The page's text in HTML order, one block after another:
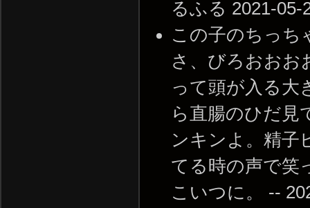
るふる 2021-05-
この子のちっち
さ、びろおおお
って頭が入る大
ら直腸のひだ見
ンキンよ。精子
てる時の声で笑
こいつに。 --